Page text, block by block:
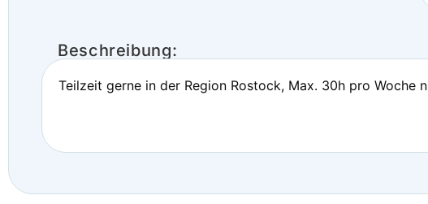
Beschreibung:
Teilzeit gerne in der Region Rostock, Max. 30h pro Woche